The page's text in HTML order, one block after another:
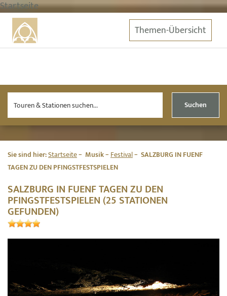
Startseite
Themen-Übersicht
Suchen
Sie sind hier:Startseite Musik Festival
SALZBURG IN FUENF
TAGEN ZU DEN PFINGSTFESTSPIELEN
SALZBURG IN FUENF TAGEN ZU DEN
PFINGSTFESTSPIELEN (25 STATIONEN
GEFUNDEN)